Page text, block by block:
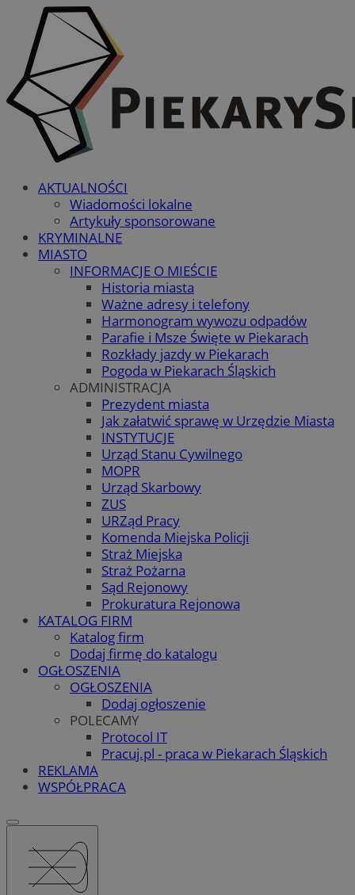
AKTUALNOŚCI
Wiadomości lokalne
Artykuły sponsorowane
KRYMINALNE
MIASTO
INFORMACJE O MIEŚCIE
Historia miasta
Ważne adresy i telefony
Harmonogram wywozu odpadów
Parafie i Msze Święte w Piekarach
Rozkłady jazdy w Piekarach
Pogoda w Piekarach Śląskich
ADMINISTRACJA
Prezydent miasta
Jak załatwić sprawę w Urzędzie Miasta
INSTYTUCJE
Urząd Stanu Cywilnego
MOPR
Urząd Skarbowy
ZUS
URZąd Pracy
Komenda Miejska Policji
Straż Miejska
Straż Pożarna
Sąd Rejonowy
Prokuratura Rejonowa
KATALOG FIRM
Katalog firm
Dodaj firmę do katalogu
OGŁOSZENIA
OGŁOSZENIA
Dodaj ogłoszenie
POLECAMY
Protocol IT
Pracuj.pl - praca w Piekarach Śląskich
REKLAMA
WSPÓŁPRACA